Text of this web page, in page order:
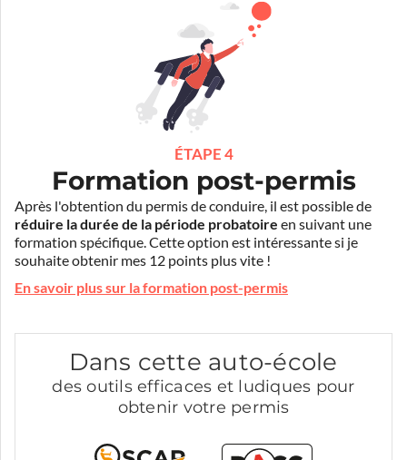
ÉTAPE 4
Formation post-permis
Après l'obtention du permis de conduire, il est possible de
réduire la durée de la période probatoire en suivant une
formation spécifique. Cette option est intéressante si je
souhaite obtenir mes 12 points plus vite !
En savoir plus sur la formation post-permis
Dans cette auto-école
des outils efficaces et ludiques pour
obtenir votre permis